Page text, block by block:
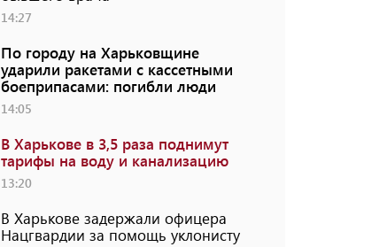
14:27
По городу на Харьковщине
ударили ракетами с кассетными
боеприпасами: погибли люди
14:05
В Харькове в 3,5 раза поднимут
тарифы на воду и канализацию
13:20
В Харькове задержали офицера
Нацгвардии за помощь уклонисту